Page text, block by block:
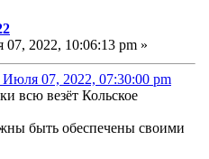
2022, 10:06:13 pm »
Июля 07, 2022, 07:30:00 pm
всю везёт Кольское
быть обеспечены своими